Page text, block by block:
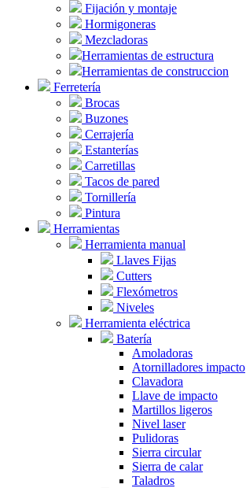
Fijación y montaje
Hormigoneras
Mezcladoras
Herramientas de estructura
Herramientas de construccion
Ferretería
Brocas
Buzones
Cerrajería
Estanterías
Carretillas
Tacos de pared
Tornillería
Pintura
Herramientas
Herramienta manual
Llaves Fijas
Cutters
Flexómetros
Niveles
Herramienta eléctrica
Batería
Amoladoras
Atornilladores impacto
Clavadora
Llave de impacto
Martillos ligeros
Nivel laser
Pulidoras
Sierra circular
Sierra de calar
Taladros